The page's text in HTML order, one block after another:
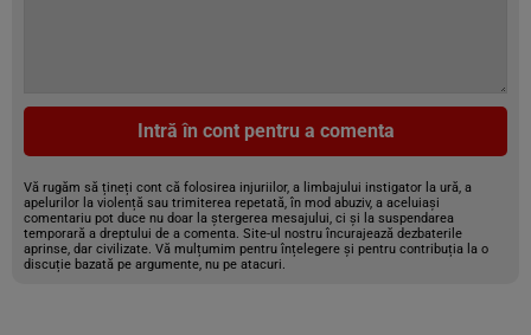
Intră în cont pentru a comenta
Vă rugăm să țineți cont că folosirea injuriilor, a limbajului instigator la ură, a
apelurilor la violență sau trimiterea repetată, în mod abuziv, a aceluiași
comentariu pot duce nu doar la ștergerea mesajului, ci și la suspendarea
temporară a dreptului de a comenta. Site-ul nostru încurajează dezbaterile
aprinse, dar civilizate. Vă mulțumim pentru înțelegere și pentru contribuția la o
discuție bazată pe argumente, nu pe atacuri.